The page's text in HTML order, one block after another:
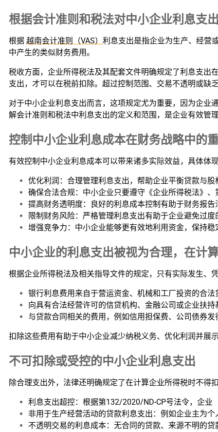
根据会计准则和税法对中小企业利息支
根据 越南会计准则（VAS） 利息支出是指企业为生产、经营
中产生的类似财务费用。
税收方面，企业所得税法及其配套文件明确规定了利息支出
支出，才可以在税前扣除。超过控制范围、交易不透明或缺
对于中小企业利息支出而言，这项规定尤为重要，因为企业
解会计准则和税法中利息支出的定义和范围，是企业有效管
控制中小企业利息成本在财务战略中的
有效控制中小企业利息成本可以带来诸多实际效益，具体体
优化利润：合理管理利息支出，帮助企业平衡贷款与
确保合法合规：中小企业只要遵守《企业所得税法》
提高财务透明度：良好的利息成本控制有助于财务报
限制财务风险：严格管理利息支出有助于企业避免过
增强竞争力：中小企业能够更有效地利用资金，保持
中小企业的利息支出被视为合理，在计
根据企业所得税法及相关指导文件的规定，只有实际发生、
银行利息费用来自于营运资金、机械和工厂投资的合法
向具有合法经营许可的信贷机构、金融公司或企业扶
与贷款合同相关的费用，例如信用担保费、公司债券
扣除这些费用有助于中小企业减少纳税义务、优化利润并展
不可扣除或受控的中小企业利息支出
除合理支出外，法律还明确规定了在计算企业所得税时不得
利息支出超控：根据第132/2020/ND-CP号法令，企业
非用于生产经营活动的贷款利息支出：例如企业主为
不透明交易的利息成本：无合同的贷款、来源不明的